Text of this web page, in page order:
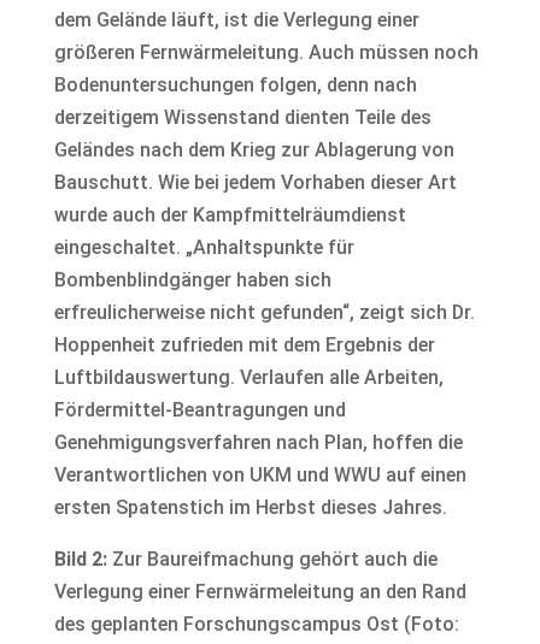
dem Gelände läuft, ist die Verlegung einer
größeren Fernwärmeleitung. Auch müssen noch
Bodenuntersuchungen folgen, denn nach
derzeitigem Wissenstand dienten Teile des
Geländes nach dem Krieg zur Ablagerung von
Bauschutt. Wie bei jedem Vorhaben dieser Art
wurde auch der Kampfmittelräumdienst
eingeschaltet. „Anhaltspunkte für
Bombenblindgänger haben sich
erfreulicherweise nicht gefunden“, zeigt sich Dr.
Hoppenheit zufrieden mit dem Ergebnis der
Luftbildauswertung. Verlaufen alle Arbeiten,
Fördermittel-Beantragungen und
Genehmigungsverfahren nach Plan, hoffen die
Verantwortlichen von UKM und WWU auf einen
ersten Spatenstich im Herbst dieses Jahres.
Bild 2:Zur Baureifmachung gehört auch die
Verlegung einer Fernwärmeleitung an den Rand
des geplanten Forschungscampus Ost (Foto: